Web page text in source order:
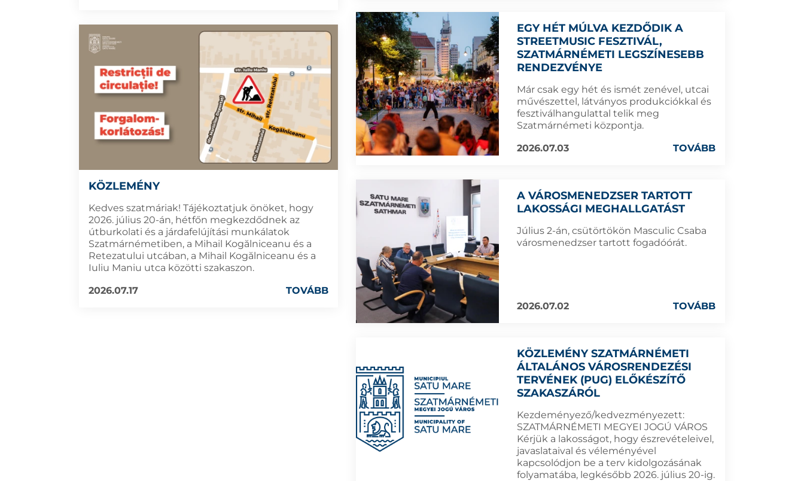
KÖZLEMÉNY
Kedves szatmáriak! Tájékoztatjuk önöket, hogy
2026. július 20-án, hétfőn megkezdődnek az
útburkolati és a járdafelújítási munkálatok
Szatmárnémetiben, a Mihail Kogălniceanu és a
Retezatului utcában, a Mihail Kogălniceanu és a
Iuliu Maniu utca közötti szakaszon.
2026.07.17
TOVÁBB
EGY HÉT MÚLVA KEZDŐDIK A
STREETMUSIC FESZTIVÁL,
SZATMÁRNÉMETI LEGSZÍNESEBB
RENDEZVÉNYE
Már csak egy hét és ismét zenével, utcai
művészettel, látványos produkciókkal és
fesztiválhangulattal telik meg
Szatmárnémeti központja.
2026.07.03
TOVÁBB
A VÁROSMENEDZSER TARTOTT
LAKOSSÁGI MEGHALLGATÁST
Július 2-án, csütörtökön Masculic Csaba
városmenedzser tartott fogadóórát.
2026.07.02 TOVÁBB
KÖZLEMÉNY SZATMÁRNÉMETI
ÁLTALÁNOS VÁROSRENDEZÉSI
TERVÉNEK (PUG) ELŐKÉSZÍTŐ
SZAKASZÁRÓL
Kezdeményező/kedvezményezett:
SZATMÁRNÉMETI MEGYEI JOGÚ VÁROS
Kérjük a lakosságot, hogy észrevételeivel,
javaslataival és véleményével
kapcsolódjon be a terv kidolgozásának
folyamatába, legkésőbb 2026. július 20-ig.